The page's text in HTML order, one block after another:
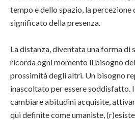
tempo e dello spazio, la percezione
significato della presenza.
La distanza, diventata una forma di
ricorda ogni momento il bisogno
prossimità degli altri. Un bisogno
inascoltato per essere
cambiare abitudini acquisite,
qui definite come umaniste,